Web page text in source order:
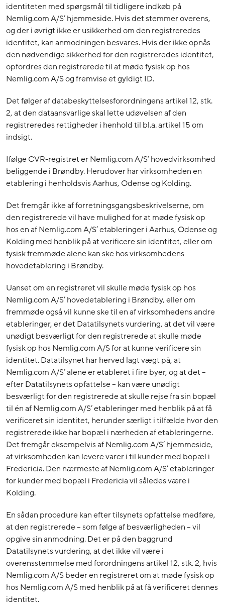
identiteten med spørgsmål til tidligere indkøb på
Nemlig.com A/S’ hjemmeside. Hvis det stemmer overens,
og der i øvrigt ikke er usikkerhed om den registreredes
identitet, kan anmodningen besvares. Hvis der ikke opnås
den nødvendige sikkerhed for den registreredes identitet,
opfordres den registrerede til at møde fysisk op hos
Nemlig.com A/S og fremvise et gyldigt ID.
Det følger af databeskyttelsesforordningens artikel 12, stk.
2, at den dataansvarlige skal lette udøvelsen af den
registreredes rettigheder i henhold til bl.a. artikel 15 om
indsigt.
Ifølge CVR-registret er Nemlig.com A/S’ hovedvirksomhed
beliggende i Brøndby. Herudover har virksomheden en
etablering i henholdsvis Aarhus, Odense og Kolding.
Det fremgår ikke af forretningsgangsbeskrivelserne, om
den registrerede vil have mulighed for at møde fysisk op
hos en af Nemlig.com A/S’ etableringer i Aarhus, Odense og
Kolding med henblik på at verificere sin identitet, eller om
fysisk fremmøde alene kan ske hos virksomhedens
hovedetablering i Brøndby.
Uanset om en registreret vil skulle møde fysisk op hos
Nemlig.com A/S’ hovedetablering i Brøndby, eller om
fremmøde også vil kunne ske til en af virksomhedens andre
etableringer, er det Datatilsynets vurdering, at det vil være
unødigt besværligt for den registrerede at skulle møde
fysisk op hos Nemlig.com A/S for at kunne verificere sin
identitet. Datatilsynet har herved lagt vægt på, at
Nemlig.com A/S’ alene er etableret i fire byer, og at det –
efter Datatilsynets opfattelse – kan være unødigt
besværligt for den registrerede at skulle rejse fra sin bopæl
til én af Nemlig.com A/S’ etableringer med henblik på at få
verificeret sin identitet, herunder særligt i tilfælde hvor den
registrerede ikke har bopæl i nærheden af etableringerne.
Det fremgår eksempelvis af Nemlig.com A/S’ hjemmeside,
at virksomheden kan levere varer i til kunder med bopæl i
Fredericia. Den nærmeste af Nemlig.com A/S’ etableringer
for kunder med bopæl i Fredericia vil således være i
Kolding.
En sådan procedure kan efter tilsynets opfattelse medføre,
at den registrerede – som følge af besværligheden – vil
opgive sin anmodning. Det er på den baggrund
Datatilsynets vurdering, at det ikke vil være i
overensstemmelse med forordningens artikel 12, stk. 2, hvis
Nemlig.com A/S beder en registreret om at møde fysisk op
hos Nemlig.com A/S med henblik på at få verificeret dennes
identitet.